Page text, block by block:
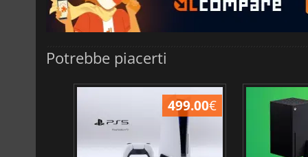
Potrebbe piacerti
499.00€